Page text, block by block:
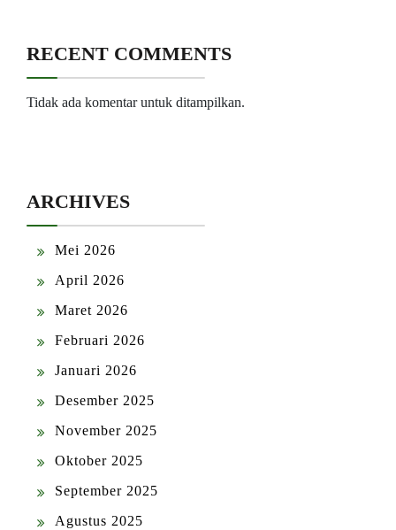
RECENT COMMENTS
Tidak ada komentar untuk ditampilkan.
ARCHIVES
Mei 2026
April 2026
Maret 2026
Februari 2026
Januari 2026
Desember 2025
November 2025
Oktober 2025
September 2025
Agustus 2025